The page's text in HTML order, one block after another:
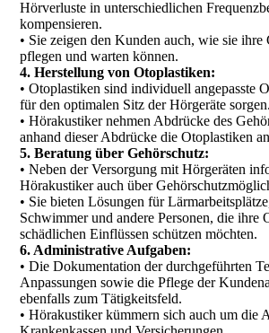
Hörverluste in unterschiedlichen
kompensieren.
• Sie zeigen den Kunden auch, wie sie ihre
pflegen und warten können.
4. Herstellung von Otoplastiken:
• Otoplastiken sind individuell angepasste
für den optimalen Sitz der Hörgeräte sorgen.
• Hörakustiker nehmen Abdrücke des
anhand dieser Abdrücke die Otoplastiken
5. Beratung über Gehörschutz:
• Neben der Versorgung mit Hörgeräten
Hörakustiker auch über
• Sie bieten Lösungen für
Schwimmer und andere Personen, die ihre
schädlichen Einflüssen schützen möchten.
6. Administrative Aufgaben:
• Die Dokumentation der durchgeführten
Anpassungen sowie die Pflege der
ebenfalls zum Tätigkeitsfeld.
• Hörakustiker kümmern sich auch um die